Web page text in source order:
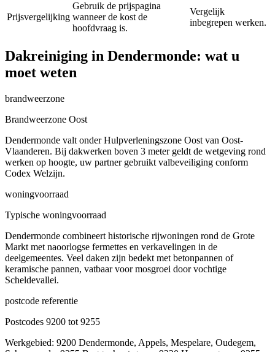
Prijsvergelijking
Gebruik de prijspagina
wanneer de kost de
hoofdvraag is.
Vergelijk
inbegrepen werken.
Dakreiniging in Dendermonde: wat u
moet weten
brandweerzone
Brandweerzone Oost
Dendermonde valt onder Hulpverleningszone Oost van Oost-
Vlaanderen. Bij dakwerken boven 3 meter geldt de wetgeving rond
werken op hoogte, uw partner gebruikt valbeveiliging conform
Codex Welzijn.
woningvoorraad
Typische woningvoorraad
Dendermonde combineert historische rijwoningen rond de Grote
Markt met naoorlogse fermettes en verkavelingen in de
deelgemeentes. Veel daken zijn bedekt met betonpannen of
keramische pannen, vatbaar voor mosgroei door vochtige
Scheldevallei.
postcode referentie
Postcodes 9200 tot 9255
Werkgebied: 9200 Dendermonde, Appels, Mespelare, Oudegem,